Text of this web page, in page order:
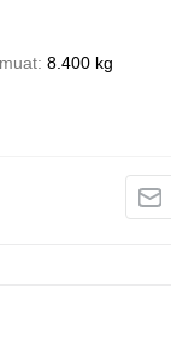
8.400 kg